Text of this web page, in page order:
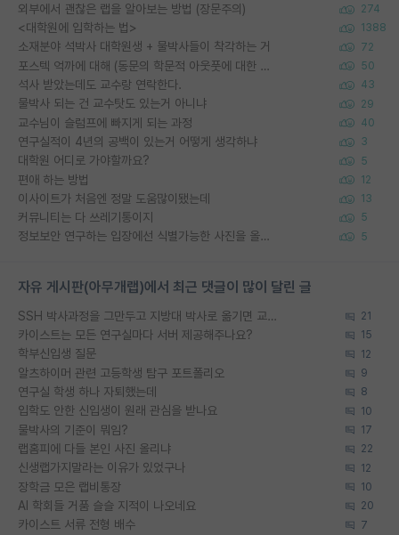
외부에서 괜찮은 랩을 알아보는 방법 (장문주의) 274
<대학원에 입학하는 법> 1388
소재분야 석박사 대학원생 + 물박사들이 착각하는 거 72
포스텍 억까에 대해 (동문의 학문적 아웃풋에 대한 반박) 50
석사 받았는데도 교수랑 연락한다. 43
물박사 되는 건 교수탓도 있는거 아니냐 29
교수님이 슬럼프에 빠지게 되는 과정 40
연구실적이 4년의 공백이 있는거 어떻게 생각하냐 3
대학원 어디로 가야할까요? 5
편애 하는 방법 12
이사이트가 처음엔 정말 도움많이됐는데 13
커뮤니티는 다 쓰레기통이지 5
정보보안 연구하는 입장에선 식별가능한 사진을 올리는건 비추이긴함 5
자유 게시판(아무개랩)에서 최근 댓글이 많이 달린 글
SSH 박사과정을 그만두고 지방대 박사로 옮기면 교수의 꿈은 끝일까요? 21
카이스트는 모든 연구실마다 서버 제공해주나요? 15
학부신입생 질문 12
알츠하이머 관련 고등학생 탐구 포트폴리오 9
연구실 학생 하나 자퇴했는데 8
입학도 안한 신입생이 원래 관심을 받나요 10
물박사의 기준이 뭐임? 17
랩홈피에 다들 본인 사진 올리냐 22
신생랩가지말라는 이유가 있었구나 12
장학금 모은 랩비통장 10
AI 학회들 거품 슬슬 지적이 나오네요 20
카이스트 서류 전형 배수 7